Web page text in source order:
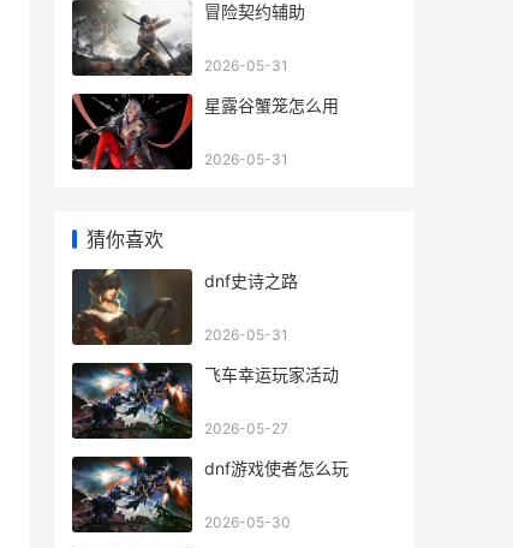
冒险契约辅助
2026-05-31
星露谷蟹笼怎么用
2026-05-31
猜你喜欢
dnf史诗之路
2026-05-31
飞车幸运玩家活动
2026-05-27
dnf游戏使者怎么玩
2026-05-30